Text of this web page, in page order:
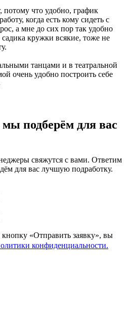
что удобно, график
когда есть кому сидеть с
а мне до сих пор так удобно
кружки всякие, тоже не
танцами и в театральной
очень удобно построить себе
мы подберём для вас
свяжутся c вами. Ответим
для вас лучшую подработку.
«Отправить заявку», вы
конфиденциальности.